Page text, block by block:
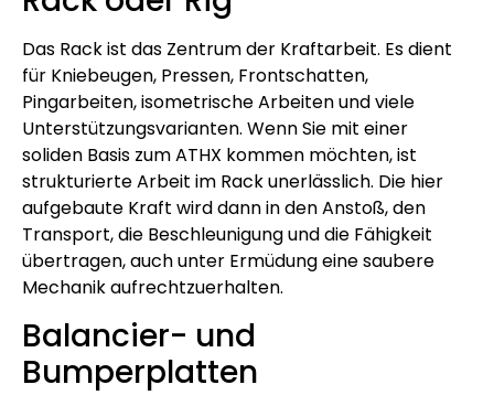
Das Rack ist das Zentrum der Kraftarbeit. Es dient
für Kniebeugen, Pressen, Frontschatten,
Pingarbeiten, isometrische Arbeiten und viele
Unterstützungsvarianten. Wenn Sie mit einer
soliden Basis zum ATHX kommen möchten, ist
strukturierte Arbeit im Rack unerlässlich. Die hier
aufgebaute Kraft wird dann in den Anstoß, den
Transport, die Beschleunigung und die Fähigkeit
übertragen, auch unter Ermüdung eine saubere
Mechanik aufrechtzuerhalten.
Balancier- und
Bumperplatten